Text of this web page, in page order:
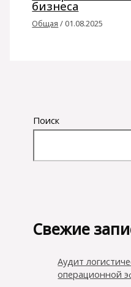
бизнеса
Общая / 01.08.2025
Поиск
Свежие
Аудит
операционной